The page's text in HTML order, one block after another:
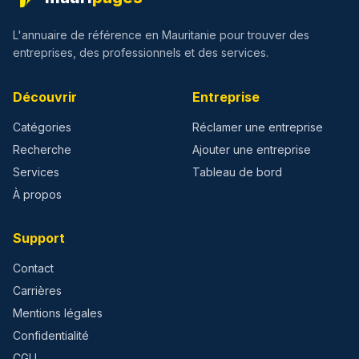
L'annuaire de référence en Mauritanie pour trouver des
entreprises, des professionnels et des services.
Découvrir
Catégories
Recherche
Services
À propos
Entreprise
Réclamer une entreprise
Ajouter une entreprise
Tableau de bord
Support
Contact
Carrières
Mentions légales
Confidentialité